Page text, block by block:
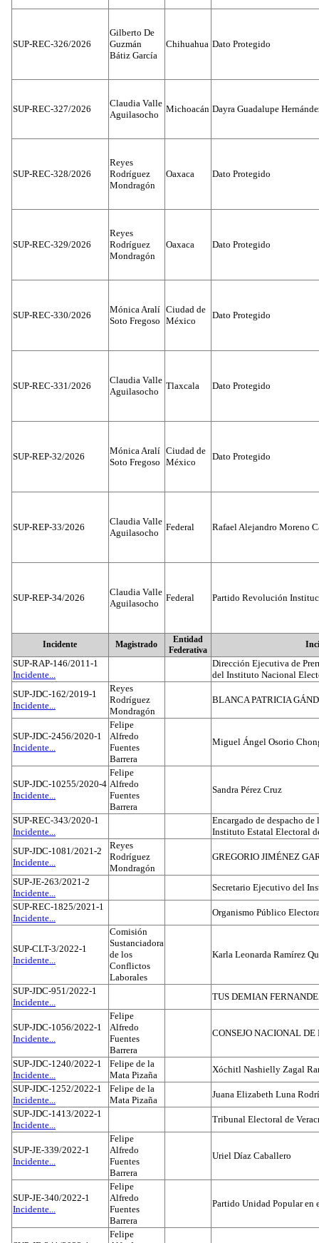
SUP-REC-326/2026
Gilberto De
Guzmán
Bátiz García
Chihuahua Dato Protegido
SUP-REC-327/2026
Claudia Valle
Aguilasocho
Michoacán Dayra Guadalupe
SUP-REC-328/2026
Reyes
Rodríguez
Mondragón
Oaxaca Dato Protegido
SUP-REC-329/2026
Reyes
Rodríguez
Mondragón
Oaxaca Dato Protegido
SUP-REC-330/2026
Mónica Aralí
Soto Fregoso
Ciudad de
México
Dato Protegido
SUP-REC-331/2026
Claudia Valle
Aguilasocho
Tlaxcala Dato Protegido
SUP-REP-32/2026
Mónica Aralí
Soto Fregoso
Ciudad de
México
Dato Protegido
SUP-REP-33/2026
Claudia Valle
Aguilasocho
Federal Rafael Alejandro Moreno
SUP-REP-34/2026
Claudia Valle
Aguilasocho
Federal Partido Revolución
Incidente Magistrado
Entidad
Federativa
SUP-RAP-146/2011-1
Incidente...
Dirección Ejecutiva de
del Instituto Nacional
SUP-JDC-162/2019-1
Incidente...
Reyes
Rodríguez
Mondragón
BLANCA PATRICIA
SUP-JDC-2456/2020-1
Incidente...
Felipe
Alfredo
Fuentes
Barrera
Miguel Ángel Osorio
SUP-JDC-10255/2020-4
Incidente...
Felipe
Alfredo
Fuentes
Barrera
Sandra Pérez Cruz
SUP-REC-343/2020-1
Incidente...
Encargado de despacho
Instituto Estatal Electoral
SUP-JDC-1081/2021-2
Incidente...
Reyes
Rodríguez
Mondragón
GREGORIO JIMÉNEZ
SUP-JE-263/2021-2
Incidente...
Secretario Ejecutivo del
SUP-REC-1825/2021-1
Incidente...
Organismo Público
SUP-CLT-3/2022-1
Incidente...
Comisión
Sustanciadora
de los
Conflictos
Laborales
Karla Leonarda Ramírez
SUP-JDC-951/2022-1
Incidente...
TUS DEMIAN
SUP-JDC-1056/2022-1
Incidente...
Felipe
Alfredo
Fuentes
Barrera
CONSEJO NACIONAL
SUP-JDC-1240/2022-1
Incidente...
Felipe de la
Mata Pizaña
Xóchitl Nashielly Zagal
SUP-JDC-1252/2022-1
Incidente...
Felipe de la
Mata Pizaña
Juana Elizabeth Luna
SUP-JDC-1413/2022-1
Incidente...
Tribunal Electoral de
SUP-JE-339/2022-1
Incidente...
Felipe
Alfredo
Fuentes
Barrera
Uriel Díaz Caballero
SUP-JE-340/2022-1
Incidente...
Felipe
Alfredo
Fuentes
Barrera
Partido Unidad Popular en
Felipe